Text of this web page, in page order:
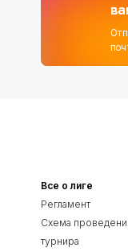
Все о лиге
Регламент
Схема
турнира